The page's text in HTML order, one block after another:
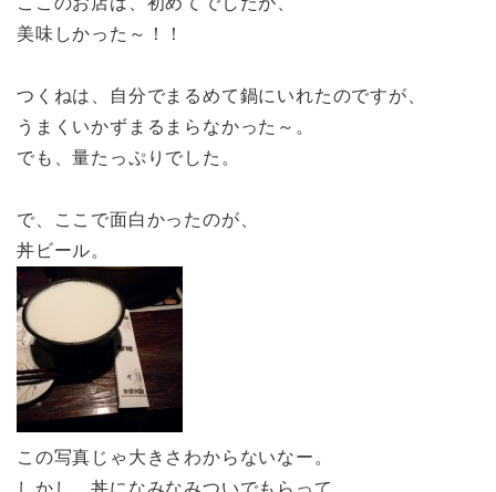
美味しかった～！！
つくねは、自分でまるめて鍋にいれたのですが、
うまくいかずまるまらなかった～。
でも、量たっぷりでした。
で、ここで面白かったのが、
丼ビール。
この写真じゃ大きさわからないなー。
しかし、丼になみなみついでもらって、